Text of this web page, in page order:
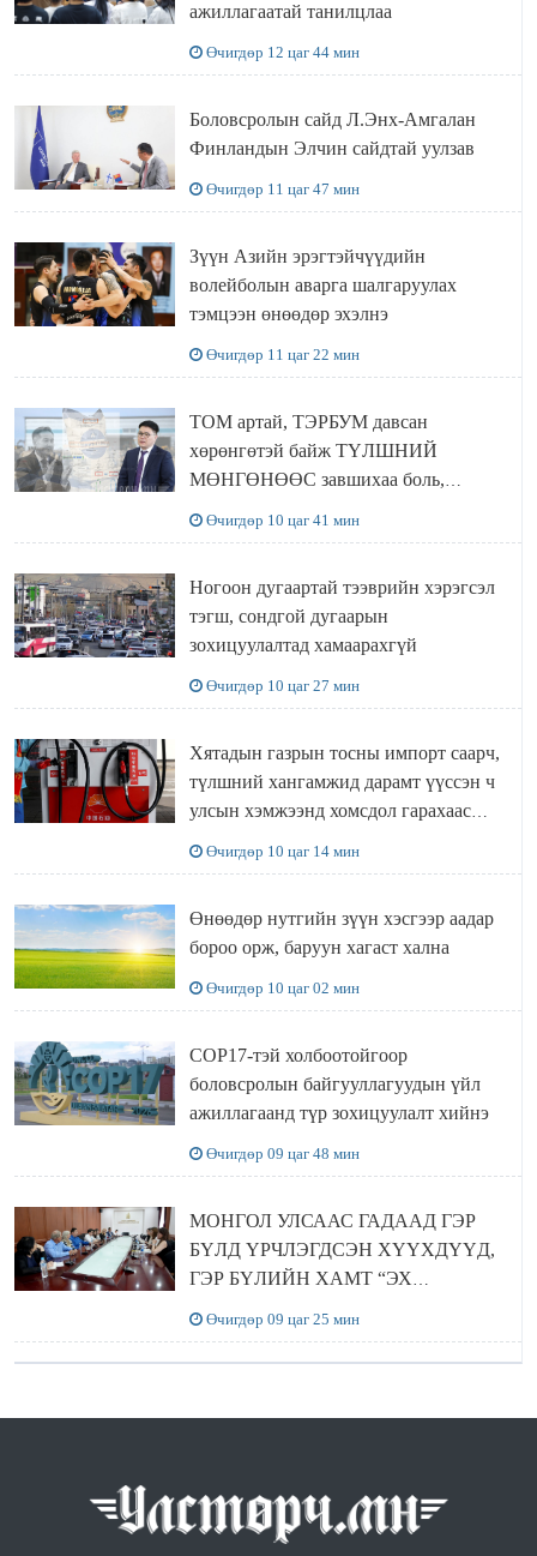
ажиллагаатай танилцлаа
Өчигдөр 12 цаг 44 мин
Боловсролын сайд Л.Энх-Амгалан
Финландын Элчин сайдтай уулзав
Өчигдөр 11 цаг 47 мин
Зүүн Азийн эрэгтэйчүүдийн
волейболын аварга шалгаруулах
тэмцээн өнөөдөр эхэлнэ
Өчигдөр 11 цаг 22 мин
ТОМ артай, ТЭРБУМ давсан
хөрөнгөтэй байж ТҮЛШНИЙ
МӨНГӨНӨӨС завшихаа боль,
Өчигдөр 10 цаг 41 мин
Ногоон дугаартай тээврийн хэрэгсэл
тэгш, сондгой дугаарын
зохицуулалтад хамаарахгүй
Өчигдөр 10 цаг 27 мин
Хятадын газрын тосны импорт саарч,
түлшний хангамжид дарамт үүссэн ч
улсын хэмжээнд хомсдол гарахаас
Өчигдөр 10 цаг 14 мин
Өнөөдөр нутгийн зүүн хэсгээр аадар
бороо орж, баруун хагаст хална
Өчигдөр 10 цаг 02 мин
COP17-тэй холбоотойгоор
боловсролын байгууллагуудын үйл
ажиллагаанд түр зохицуулалт хийнэ
Өчигдөр 09 цаг 48 мин
МОНГОЛ УЛСААС ГАДААД ГЭР
БҮЛД ҮРЧЛЭГДСЭН ХҮҮХДҮҮД,
ГЭР БҮЛИЙН ХАМТ “ЭХ
Өчигдөр 09 цаг 25 мин